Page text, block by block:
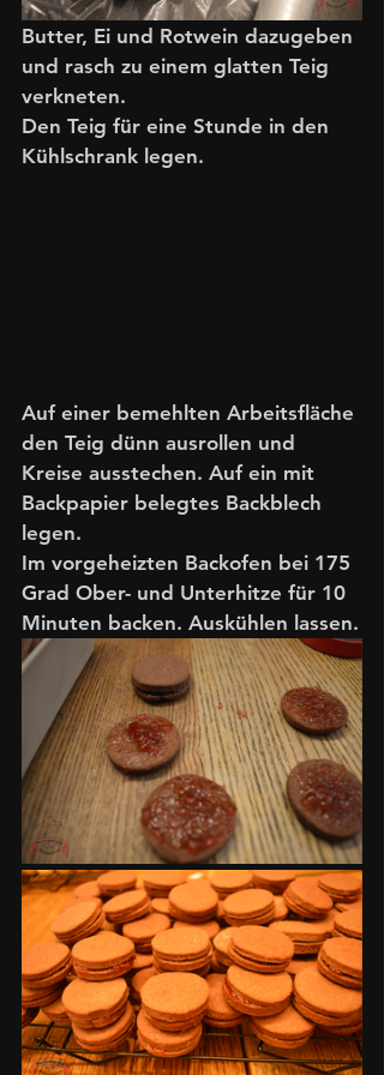
Butter, Ei und Rotwein dazugeben
und rasch zu einem glatten Teig
verkneten.
Den Teig für eine Stunde in den
Kühlschrank legen.
Auf einer bemehlten Arbeitsfläche
den Teig dünn ausrollen und
Kreise ausstechen. Auf ein mit
Backpapier belegtes Backblech
legen.
Im vorgeheizten Backofen bei 175
Grad Ober- und Unterhitze für 10
Minuten backen. Auskühlen lassen.